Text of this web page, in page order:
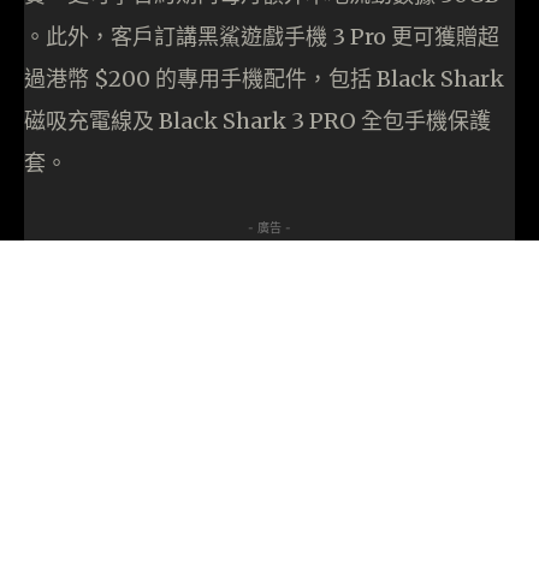
。此外，客戶訂講黑鯊遊戲手機 3 Pro 更可獲贈超
過港幣 $200 的專用手機配件，包括 Black Shark
磁吸充電線及 Black Shark 3 PRO 全包手機保護
套。
- 廣告 -